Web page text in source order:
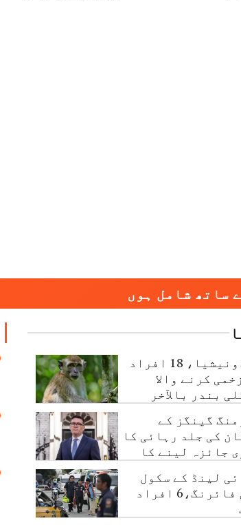
ساتھ شامل ہوں
انڈونیشیا، 18 افراد
کرنے والا
بندر بالآخر
گینگز کے
کی جلد رہائی کا
جائزہ لینے کا
لینڈ کے سکول
میں فائرنگ،6 افراد